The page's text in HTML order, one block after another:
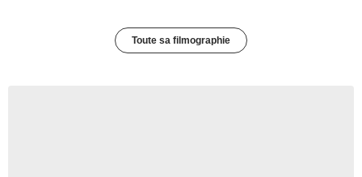
Toute sa filmographie